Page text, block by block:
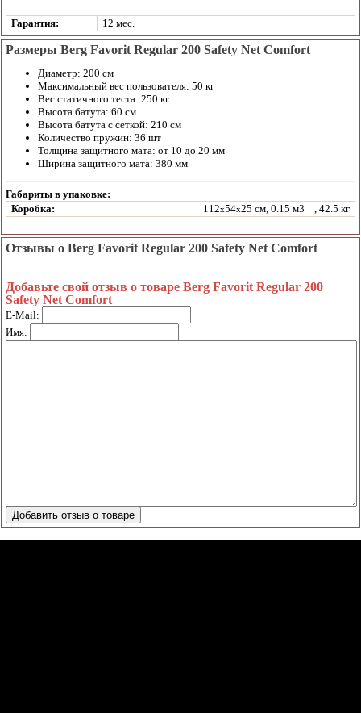
Гарантия: 12 мес.
Размеры Berg Favorit Regular 200 Safety Net Comfort
Диаметр: 200 см
Максимальный вес пользователя: 50 кг
Вес статичного теста: 250 кг
Высота батута: 60 см
Высота батута с сеткой: 210 см
Количество пружин: 36 шт
Толщина защитного мата: от 10 до 20 мм
Ширина защитного мата: 380 мм
Габариты в упаковке:
Коробка:
112x54x25 см, 0.15 м3 , 42.5 кг
Отзывы о Berg Favorit Regular 200 Safety Net Comfort
Добавьте свой отзыв о товаре Berg Favorit Regular 200
Safety Net Comfort
E-Mail:
Имя: